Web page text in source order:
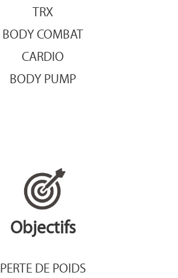
TRX
BODY COMBAT
CARDIO
BODY PUMP
Objectifs
PERTE DE POIDS